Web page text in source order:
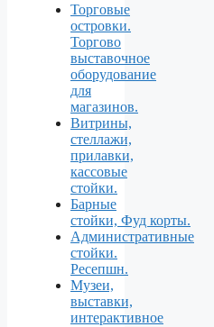
Торговые
островки.
Торгово
выставочное
оборудование
для
магазинов.
Витрины,
стеллажи,
прилавки,
кассовые
стойки.
Барные
стойки, Фуд корты.
Aдминистративные
стойки.
Ресепшн.
Музеи,
выставки,
интерактивное